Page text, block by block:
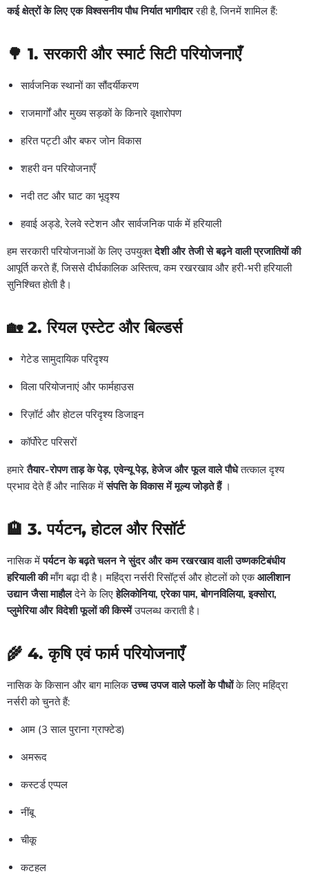
कई क्षेत्रों के लिए एक विश्वसनीय पौध निर्यात भागीदाररही है, जिनमें शामिल हैं:
🌳 1.सरकारी और स्मार्ट सिटी परियोजनाएँ
सार्वजनिक स्थानों का सौंदर्यीकरण
राजमार्गों और मुख्य सड़कों के किनारे वृक्षारोपण
हरित पट्टी और बफर जोन विकास
शहरी वन परियोजनाएँ
नदी तट और घाट का भूदृश्य
हवाई अड्डे, रेलवे स्टेशन और सार्वजनिक पार्क में हरियाली
हम सरकारी परियोजनाओं के लिए उपयुक्तदेशी और तेजी से बढ़ने वाली प्रजातियों की
आपूर्ति करते हैं, जिससे दीर्घकालिक अस्तित्व, कम रखरखाव और हरी-भरी हरियाली
सुनिश्चित होती है।
🏡 2.रियल एस्टेट और बिल्डर्स
गेटेड सामुदायिक परिदृश्य
विला परियोजनाएं और फार्महाउस
रिज़ॉर्ट और होटल परिदृश्य डिजाइन
कॉर्पोरेट परिसरों
हमारेतैयार-रोपण ताड़ के पेड़, एवेन्यू पेड़, हेजेज और फूल वाले पौधेतत्काल दृश्य
प्रभाव देते हैं और नासिक मेंसंपत्ति के विकास में मूल्य जोड़ते हैं।
🏨 3.पर्यटन, होटल और रिसॉर्ट
नासिक मेंपर्यटन के बढ़ते चलन ने सुंदर और कम रखरखाव वाली उष्णकटिबंधीय
हरियाली कीमाँग बढ़ा दी है। महिंद्रा नर्सरी रिसॉर्ट्स और होटलों को एकआलीशान
उद्यान जैसा माहौलदेने के लिएहेलिकोनिया, एरेका पाम, बोगनविलिया, इक्सोरा,
प्लुमेरिया और विदेशी फूलों की किस्मेंउपलब्ध कराती है।
🌾 4.कृषि एवं फार्म परियोजनाएँ
नासिक के किसान और बाग मालिकउच्च उपज वाले फलों के पौधोंके लिए महिंद्रा
नर्सरी को चुनते हैं:
आम (3 साल पुराना ग्राफ्टेड)
अमरूद
कस्टर्ड एप्पल
नींबू
चीकू
कटहल